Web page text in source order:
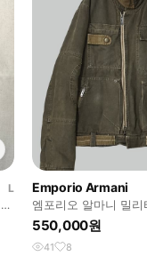
L
Emporio Armani
엠포리오 알마니 밀리
550,000원
41 8